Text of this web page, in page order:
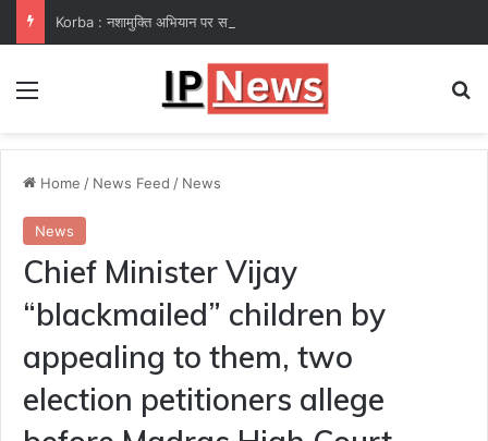
Menu
Home / News Feed / News
News
Chief Minister Vijay
“blackmailed” children by
appealing to them, two
election petitioners allege